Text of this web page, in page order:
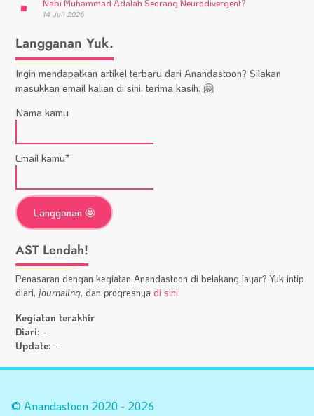
14 Juli 2026
Langganan Yuk.
Ingin mendapatkan artikel terbaru dari Anandastoon? Silakan
masukkan email kalian di sini, terima kasih. 🤗
Nama kamu
Email kamu*
AST Lendah!
Penasaran dengan kegiatan Anandastoon di belakang layar? Yuk intip
diari,journaling, dan progresnyadi sini.
Kegiatan terakhir
Diari:-
Update:-
Statistik
© Anandastoon 2020 - 2026